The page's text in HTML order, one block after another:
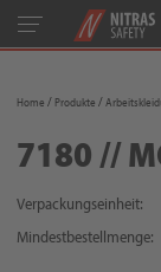
Toggle
navigation
Home Produkte
7180 //
Verpackungseinheit:
Mindestbestellmenge: